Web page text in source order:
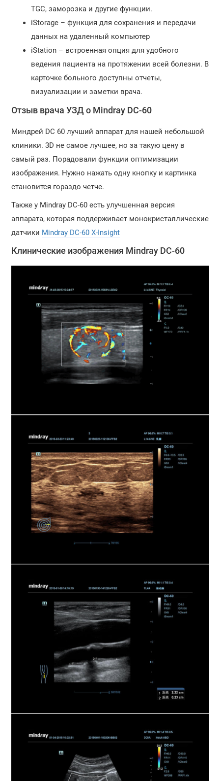
TGC, заморозка и другие функции.
iStorage – функция для сохранения и передачи
данных на удаленный компьютер
iStation – встроенная опция для удобного
ведения пациента на протяжении всей болезни. В
карточке больного доступны отчеты,
визуализации и заметки врача.
Отзыв врача УЗД о Mindray DC-60
Миндрей DC 60 лучший аппарат для нашей небольшой
клиники. 3D не самое лучшее, но за такую цену в
самый раз. Порадовали функции оптимизации
изображения. Нужно нажать одну кнопку и картинка
становится гораздо четче.
Также у Mindray DC-60 есть улучшенная версия
аппарата, которая поддерживает монокристаллические
датчики Mindray DC-60 X-Insight
Клинические изображения Mindray DC-60